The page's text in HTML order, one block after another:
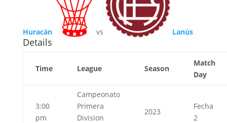
Huracán vs Lanús
Details
Time League Season
Match
Day
3:00
pm
Campeonato
Primera
Division
2023
Fecha
2